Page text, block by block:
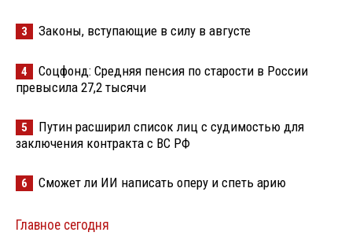
3 Законы, вступающие в силу в августе
4
Соцфонд: Средняя пенсия по старости в России
превысила 27,2 тысячи
5
Путин расширил список лиц с судимостью для
заключения контракта с ВС РФ
6 Сможет ли ИИ написать оперу и спеть арию
Главное сегодня